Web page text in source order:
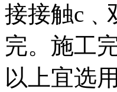
接接触c﹑
完。施工
以上宜选